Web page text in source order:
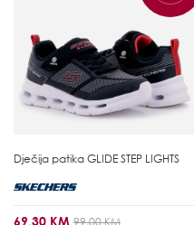
Dječija patika GLIDE STEP LIGHTS
69,30 KM 99,00 KM